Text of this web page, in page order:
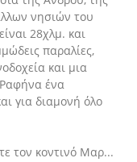
νησιών του
28χλμ. και
παραλίες,
και μια
ένα
για διαμονή όλο
τον κοντινό Μαρ...